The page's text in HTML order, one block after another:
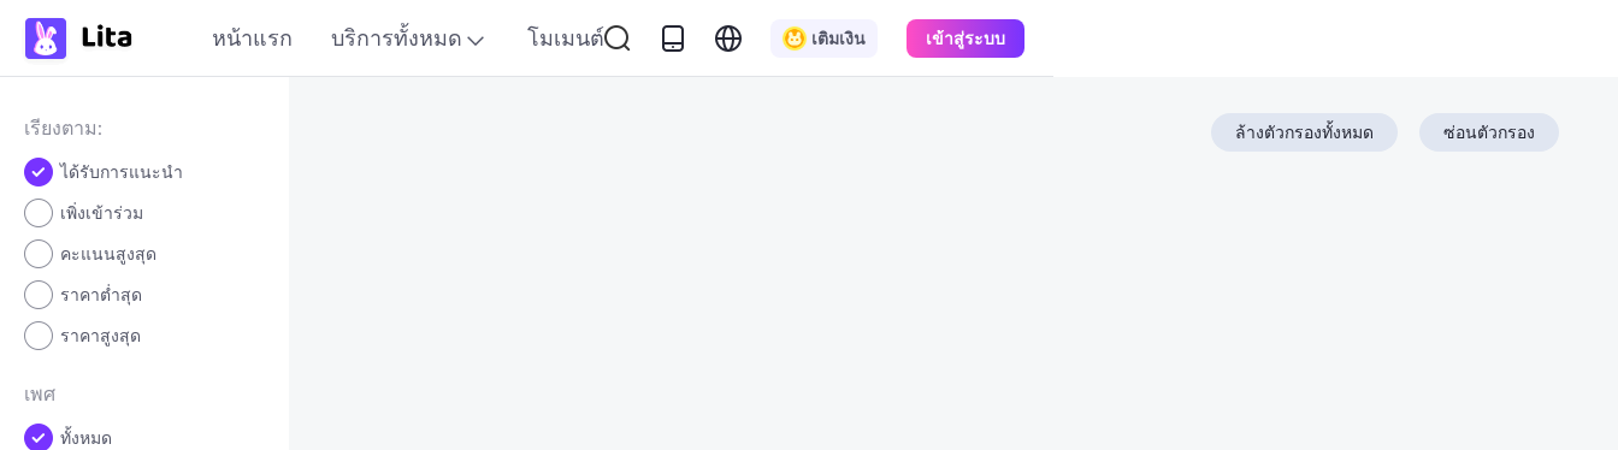
หน้าแรก บริการทั้งหมด โมเมนต์ เติมเงิน เข้าสู่ระบบ
เรียงตาม:
ได้รับการแนะนำ
เพิ่งเข้าร่วม
คะแนนสูงสุด
ราคาต่ำสุด
ราคาสูงสุด
เพศ
ทั้งหมด
ล้างตัวกรองทั้งหมด ซ่อนตัวกรอง